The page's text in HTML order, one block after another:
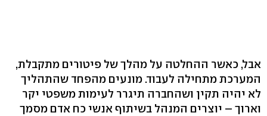
אבל, כאשר ההחלטה על מהלך של פיטורים מתקבלת,
המערכת מתחילה לעבוד. מונעים מהפחד שהתהליך
לא יהיה תקין ושהחברה תיגרר לעימות משפטי יקר
וארוך – יוצרים המנהל בשיתוף אנשי כח אדם מסמך